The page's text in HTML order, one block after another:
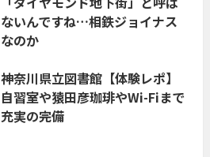
ないんですね…相鉄ジョイナス
なのか
神奈川県立図書館【体験レポ】
自習室や猿田彦珈琲やWi-Fiまで
充実の完備